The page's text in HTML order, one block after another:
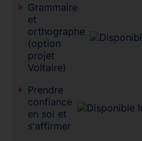
Grammaire
et
orthographe
(option
projet
Voltaire)
Prendre
confiance
en soi et
s'affirmer